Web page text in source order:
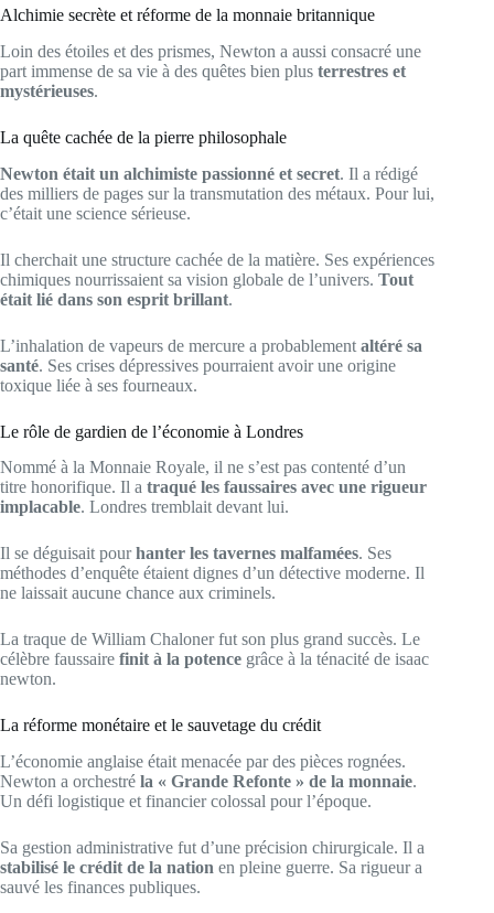
Alchimie secrète et réforme de la monnaie britannique
Loin des étoiles et des prismes, Newton a aussi consacré une
part immense de sa vie à des quêtes bien plus terrestres et
mystérieuses.
La quête cachée de la pierre philosophale
Newton était un alchimiste passionné et secret. Il a rédigé
des milliers de pages sur la transmutation des métaux. Pour lui,
c’était une science sérieuse.
Il cherchait une structure cachée de la matière. Ses expériences
chimiques nourrissaient sa vision globale de l’univers. Tout
était lié dans son esprit brillant.
L’inhalation de vapeurs de mercure a probablement altéré sa
santé. Ses crises dépressives pourraient avoir une origine
toxique liée à ses fourneaux.
Le rôle de gardien de l’économie à Londres
Nommé à la Monnaie Royale, il ne s’est pas contenté d’un
titre honorifique. Il a traqué les faussaires avec une rigueur
implacable. Londres tremblait devant lui.
Il se déguisait pourhanter les tavernes malfamées. Ses
méthodes d’enquête étaient dignes d’un détective moderne. Il
ne laissait aucune chance aux criminels.
La traque de William Chaloner fut son plus grand succès. Le
célèbre faussaire finit à la potence grâce à la ténacité de isaac
newton.
La réforme monétaire et le sauvetage du crédit
L’économie anglaise était menacée par des pièces rognées.
Newton a orchestré la « Grande Refonte » de la monnaie.
Un défi logistique et financier colossal pour l’époque.
Sa gestion administrative fut d’une précision chirurgicale. Il a
stabilisé le crédit de la nation en pleine guerre. Sa rigueur a
sauvé les finances publiques.